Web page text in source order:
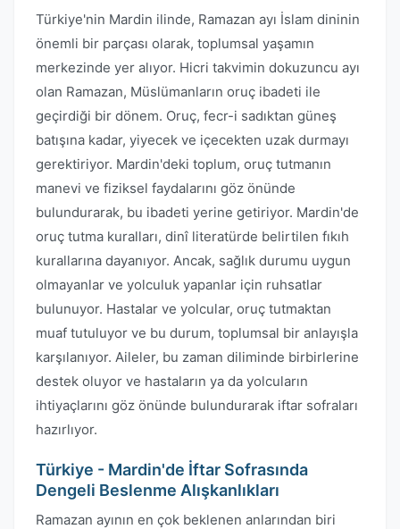
Türkiye'nin Mardin ilinde, Ramazan ayı İslam dininin
önemli bir parçası olarak, toplumsal yaşamın
merkezinde yer alıyor. Hicri takvimin dokuzuncu ayı
olan Ramazan, Müslümanların oruç ibadeti ile
geçirdiği bir dönem. Oruç, fecr-i sadıktan güneş
batışına kadar, yiyecek ve içecekten uzak durmayı
gerektiriyor. Mardin'deki toplum, oruç tutmanın
manevi ve fiziksel faydalarını göz önünde
bulundurarak, bu ibadeti yerine getiriyor. Mardin'de
oruç tutma kuralları, dinî literatürde belirtilen fıkıh
kurallarına dayanıyor. Ancak, sağlık durumu uygun
olmayanlar ve yolculuk yapanlar için ruhsatlar
bulunuyor. Hastalar ve yolcular, oruç tutmaktan
muaf tutuluyor ve bu durum, toplumsal bir anlayışla
karşılanıyor. Aileler, bu zaman diliminde birbirlerine
destek oluyor ve hastaların ya da yolcuların
ihtiyaçlarını göz önünde bulundurarak iftar sofraları
hazırlıyor.
Türkiye - Mardin'de İftar Sofrasında
Dengeli Beslenme Alışkanlıkları
Ramazan ayının en çok beklenen anlarından biri